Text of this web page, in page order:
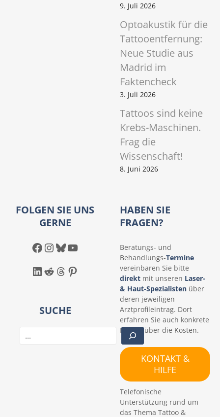
9. Juli 2026
Optoakustik für die
Tattooentfernung:
Neue Studie aus
Madrid im
Faktencheck
3. Juli 2026
Tattoos sind keine
Krebs-Maschinen.
Frag die
Wissenschaft!
8. Juni 2026
FOLGEN SIE UNS
GERNE
Facebook InstagramBluesky YouTube
LinkedIn Reddit Threads Pinterest
SUCHE
HABEN SIE
FRAGEN?
Beratungs- und
Behandlungs-Termine
vereinbaren Sie bitte
direkt mit unseren Laser-
& Haut-Spezialisten über
deren jeweiligen
Arztprofileintrag. Dort
erfahren Sie auch konkrete
Details über die Kosten.
KONTAKT &
HILFE
Telefonische
Unterstützung rund um
das Thema Tattoo &